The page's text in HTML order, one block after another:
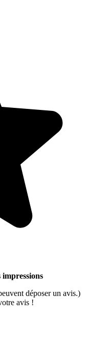
impressions
déposer un avis.)
avis !